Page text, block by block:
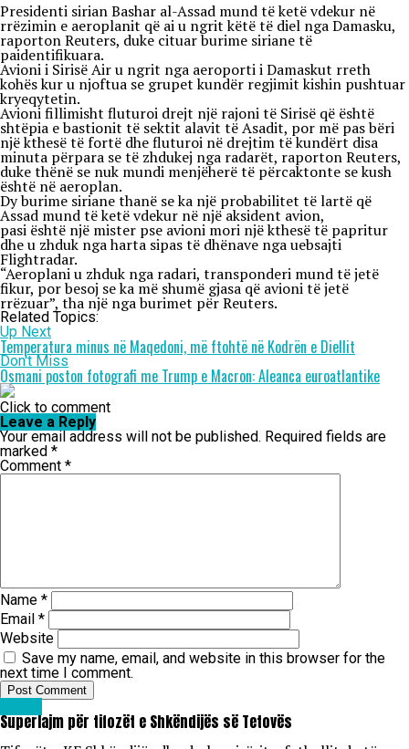
Presidenti sirian Bashar al-Assad mund të ketë vdekur në
rrëzimin e aeroplanit që ai u ngrit këtë të diel nga Damasku,
raporton Reuters, duke cituar burime siriane të
paidentifikuara.
Avioni i Sirisë Air u ngrit nga aeroporti i Damaskut rreth
kohës kur u njoftua se grupet kundër regjimit kishin pushtuar
kryeqytetin.
Avioni fillimisht fluturoi drejt një rajoni të Sirisë që është
shtëpia e bastionit të sektit alavit të Asadit, por më pas bëri
një kthesë të fortë dhe fluturoi në drejtim të kundërt disa
minuta përpara se të zhdukej nga radarët, raporton Reuters,
duke thënë se nuk mundi menjëherë të përcaktonte se kush
është në aeroplan.
Dy burime siriane thanë se ka një probabilitet të lartë që
Assad mund të ketë vdekur në një aksident avion,
pasi është një mister pse avioni mori një kthesë të papritur
dhe u zhduk nga harta sipas të dhënave nga uebsajti
Flightradar.
“Aeroplani u zhduk nga radari, transponderi mund të jetë
fikur, por besoj se ka më shumë gjasa që avioni të jetë
rrëzuar”, tha një nga burimet për Reuters.
Related Topics:
Up Next
Temperatura minus në Maqedoni, më ftohtë në Kodrën e Diellit
Don't Miss
Osmani poston fotografi me Trump e Macron: Aleanca euroatlantike
Click to comment
Leave a Reply
Your email address will not be published. Required fields are
marked *
Comment *
Name *
Email *
Website
Save my name, email, and website in this browser for the
next time I comment.
Superlajm për tifozët e Shkëndijës së Tetovës